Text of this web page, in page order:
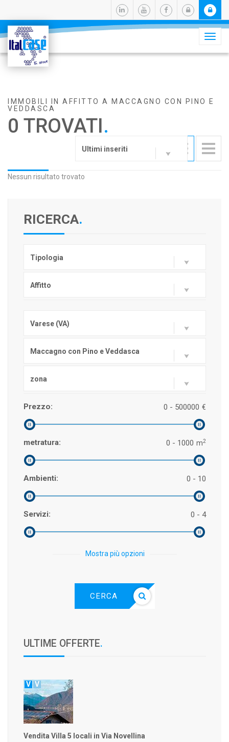
IMMOBILI IN AFFITTO A MACCAGNO CON PINO E
VEDDASCA
0 TROVATI.
Ultimi inseriti
Nessun risultato trovato
RICERCA.
Tipologia
Affitto
Varese (VA)
Maccagno con Pino e Veddasca
zona
Prezzo: €
0 - 500000
metratura: m2
0 - 1000
Ambienti: 0 - 10
Servizi: 0 - 4
Mostra più opzioni
CERCA
ULTIME OFFERTE.
V V
Vendita Villa 5 locali in Via Novellina